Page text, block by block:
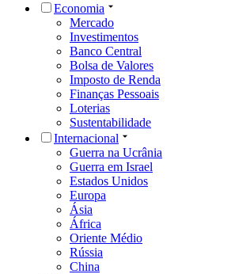
Economia
Mercado
Investimentos
Banco Central
Bolsa de Valores
Imposto de Renda
Finanças Pessoais
Loterias
Sustentabilidade
Internacional
Guerra na Ucrânia
Guerra em Israel
Estados Unidos
Europa
Ásia
África
Oriente Médio
Rússia
China